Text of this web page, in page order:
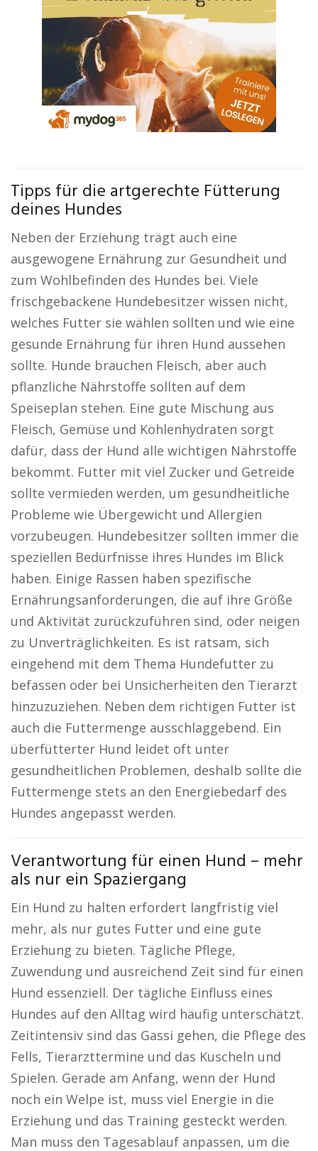
Tipps für die artgerechte Fütterung
deines Hundes
Neben der Erziehung trägt auch eine
ausgewogene Ernährung zur Gesundheit und
zum Wohlbefinden des Hundes bei. Viele
frischgebackene Hundebesitzer wissen nicht,
welches Futter sie wählen sollten und wie eine
gesunde Ernährung für ihren Hund aussehen
sollte. Hunde brauchen Fleisch, aber auch
pflanzliche Nährstoffe sollten auf dem
Speiseplan stehen. Eine gute Mischung aus
Fleisch, Gemüse und Kohlenhydraten sorgt
dafür, dass der Hund alle wichtigen Nährstoffe
bekommt. Futter mit viel Zucker und Getreide
sollte vermieden werden, um gesundheitliche
Probleme wie Übergewicht und Allergien
vorzubeugen. Hundebesitzer sollten immer die
speziellen Bedürfnisse ihres Hundes im Blick
haben. Einige Rassen haben spezifische
Ernährungsanforderungen, die auf ihre Größe
und Aktivität zurückzuführen sind, oder neigen
zu Unverträglichkeiten. Es ist ratsam, sich
eingehend mit dem Thema Hundefutter zu
befassen oder bei Unsicherheiten den Tierarzt
hinzuzuziehen. Neben dem richtigen Futter ist
auch die Futtermenge ausschlaggebend. Ein
überfütterter Hund leidet oft unter
gesundheitlichen Problemen, deshalb sollte die
Futtermenge stets an den Energiebedarf des
Hundes angepasst werden.
Verantwortung für einen Hund – mehr
als nur ein Spaziergang
Ein Hund zu halten erfordert langfristig viel
mehr, als nur gutes Futter und eine gute
Erziehung zu bieten. Tägliche Pflege,
Zuwendung und ausreichend Zeit sind für einen
Hund essenziell. Der tägliche Einfluss eines
Hundes auf den Alltag wird häufig unterschätzt.
Zeitintensiv sind das Gassi gehen, die Pflege des
Fells, Tierarzttermine und das Kuscheln und
Spielen. Gerade am Anfang, wenn der Hund
noch ein Welpe ist, muss viel Energie in die
Erziehung und das Training gesteckt werden.
Man muss den Tagesablauf anpassen, um die